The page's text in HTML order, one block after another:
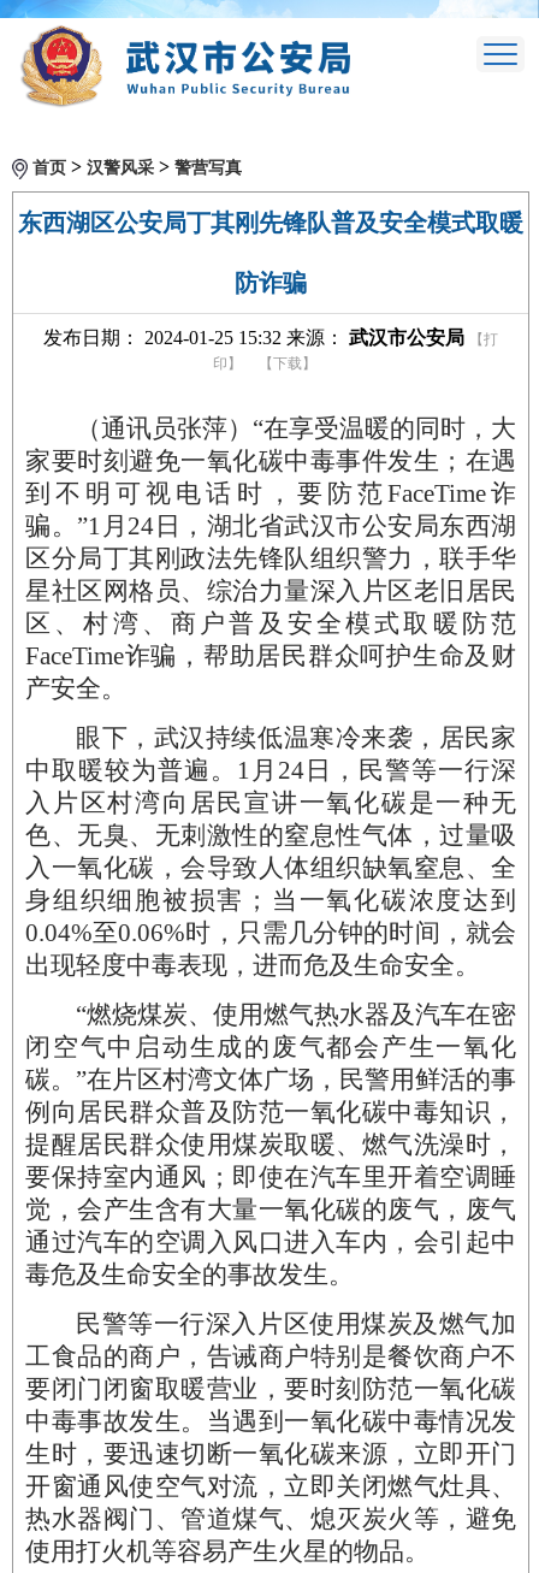
首页 > 汉警风采 > 警营写真
东西湖区公安局丁其刚先锋队普及安全模式取暖
防诈骗
发布日期： 2024-01-25 15:32 来源： 武汉市公安局
【打
印】
【下载】
（通讯员张萍）“在享受温暖的同时，大
家要时刻避免一氧化碳中毒事件发生；在遇
到不明可视电话时，要防范FaceTime诈
骗。”1月24日，湖北省武汉市公安局东西湖
区分局丁其刚政法先锋队组织警力，联手华
星社区网格员、综治力量深入片区老旧居民
区、村湾、商户普及安全模式取暖防范
FaceTime诈骗，帮助居民群众呵护生命及财
产安全。
眼下，武汉持续低温寒冷来袭，居民家
中取暖较为普遍。1月24日，民警等一行深
入片区村湾向居民宣讲一氧化碳是一种无
色、无臭、无刺激性的窒息性气体，过量吸
入一氧化碳，会导致人体组织缺氧窒息、全
身组织细胞被损害；当一氧化碳浓度达到
0.04%至0.06%时，只需几分钟的时间，就会
出现轻度中毒表现，进而危及生命安全。
“燃烧煤炭、使用燃气热水器及汽车在密
闭空气中启动生成的废气都会产生一氧化
碳。”在片区村湾文体广场，民警用鲜活的事
例向居民群众普及防范一氧化碳中毒知识，
提醒居民群众使用煤炭取暖、燃气洗澡时，
要保持室内通风；即使在汽车里开着空调睡
觉，会产生含有大量一氧化碳的废气，废气
通过汽车的空调入风口进入车内，会引起中
毒危及生命安全的事故发生。
民警等一行深入片区使用煤炭及燃气加
工食品的商户，告诫商户特别是餐饮商户不
要闭门闭窗取暖营业，要时刻防范一氧化碳
中毒事故发生。当遇到一氧化碳中毒情况发
生时，要迅速切断一氧化碳来源，立即开门
开窗通风使空气对流，立即关闭燃气灶具、
热水器阀门、管道煤气、熄灭炭火等，避免
使用打火机等容易产生火星的物品。